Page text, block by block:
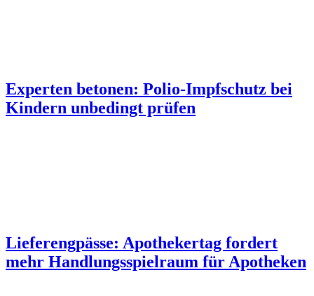
Experten betonen: Polio-Impfschutz bei
Kindern unbedingt prüfen
Lieferengpässe: Apothekertag fordert
mehr Handlungsspielraum für Apotheken